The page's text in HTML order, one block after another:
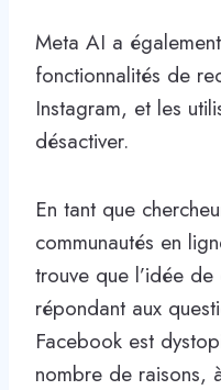
Meta AI a
fonctionnalités de
Instagram, et les
désactiver.
En tant que
communautés en
trouve que l’idée
répondant aux
Facebook est
nombre de raisons,